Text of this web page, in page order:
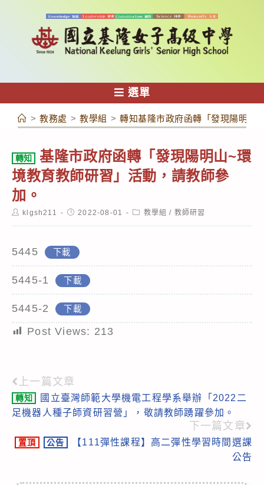
容
選單
> 教務處 > 教學組 > 轉知基隆市政府函轉「發現陽明山
轉知
基隆市政府函轉「發現陽明山~環
境教育教師研習」活動，請教師參
加。
Postklgsh211
Post2022-08-01
Post教學組 / 教師研習
5445 下載
5445-1 下載
5445-2 下載
Post Views: 213
Read
more
上一篇文章
轉知
國立臺灣師範大學機電工程學系舉辦「2022二
足機器人種子師資研習營」，敬請教師踴躍參加。
下一篇文章
置頂 公告
【111彈性課程】高二彈性學習時間選課
公告